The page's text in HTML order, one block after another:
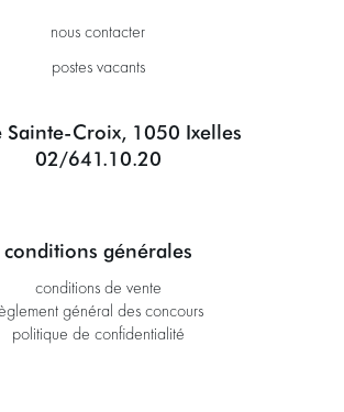
nous contacter
postes vacants
Sainte-Croix, 1050 Ixelles
02/641.10.20
conditions générales
conditions de vente
général des concours
politique de confidentialité